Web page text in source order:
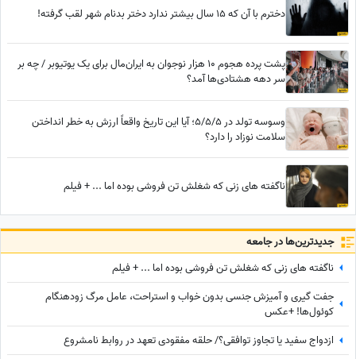
دخترم با آن که ۱۵ سال بیشتر ندارد دختر بدنام شهر لقب گرفته!
پشت پرده هجوم 10 هزار نوجوان به ایران‌مال برای یک یوتیوبر / چه بر
سر دهه هشتادی‌ها آمد؟
وسوسه تولد در 5/5/5؛ آیا این تاریخ واقعاً ارزش به خطر انداختن
سلامت نوزاد را دارد؟
ناگفته های زنی که شغلش تن فروشی بوده اما ... + فیلم
جدید‌ترین‌ها در جامعه
ناگفته های زنی که شغلش تن فروشی بوده اما ... + فیلم
جفت گیری و آمیزش جنسی بدون خواب و استراحت، عامل مرگ زودهنگام
کوئول‌ها! +عکس
ازدواج سفید یا تجاوز توافقی؟/ حلقه مفقودی تعهد در روابط نامشروع